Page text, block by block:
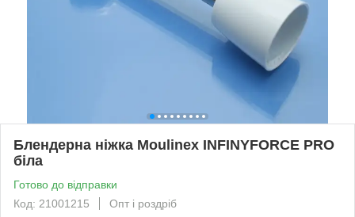
Блендерна ніжка Moulinex INFINYFORCE PRO
біла
Готово до відправки
Код: 21001215
Опт і роздріб